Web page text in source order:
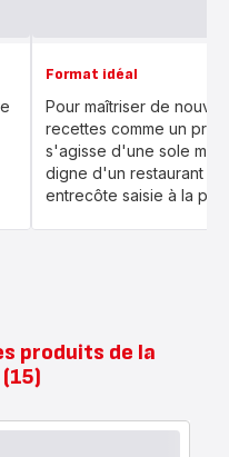
Format idéal
Pour maîtriser de
recettes comme un pro,
s'agisse d'une sole
digne d'un restaurant
entrecôte saisie à la
produits de la
(15)